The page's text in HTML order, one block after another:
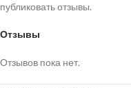
Отзывы
Отзывов пока нет.
публиковать отзывы.